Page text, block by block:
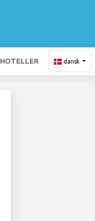
HOTELLER dansk